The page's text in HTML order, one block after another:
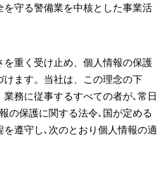
守る警備業を中核とした事業活
重く受け止め、個人情報の保護
ます。当社は、この理念の下
務に従事するすべての者が､常日
の保護に関する法令､国が定める
遵守し､次のとおり個人情報の適